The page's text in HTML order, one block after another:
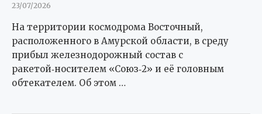
23/07/2026
На территории космодрома Восточный,
расположенного в Амурской области, в среду
прибыл железнодорожный состав с
ракетой‑носителем «Союз‑2» и её головным
обтекателем. Об этом …